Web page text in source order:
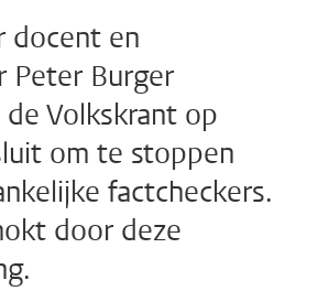
docent en
Peter Burger
Volkskrant op
om te stoppen
factcheckers.
door deze